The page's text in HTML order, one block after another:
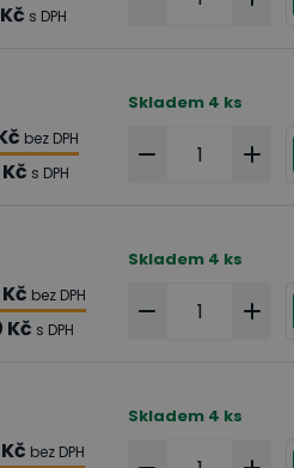
s DPH
bez DPH
s DPH
Skladem 4 ks
bez DPH
Kč s DPH
Skladem 4 ks
bez DPH
Skladem 4 ks